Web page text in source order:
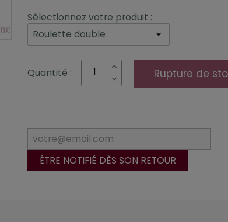
Sélectionnez votre produit :
Quantité : Rupture de
ÊTRE NOTIFIÉ DÈS SON RETOUR